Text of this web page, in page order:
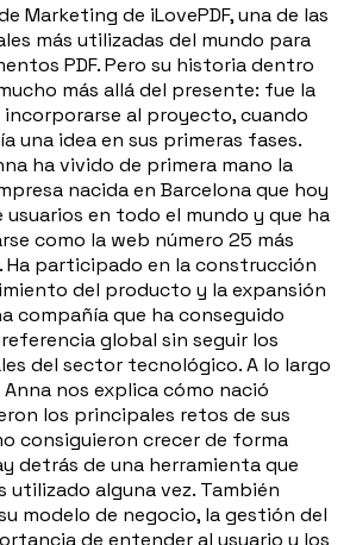
Marketing de iLovePDF, una de las
más utilizadas del mundo para
PDF. Pero su historia dentro
más allá del presente: fue la
al proyecto, cuando
una idea en sus primeras fases.
ha vivido de primera mano la
nacida en Barcelona que hoy
usuarios en todo el mundo y que ha
como la web número 25 más
Ha participado en la construcción
del producto y la expansión
compañía que ha conseguido
global sin seguir los
del sector tecnológico. A lo largo
nos explica cómo nació
los principales retos de sus
consiguieron crecer de forma
detrás de una herramienta que
alguna vez. También
modelo de negocio, la gestión del
de entender al usuario y los